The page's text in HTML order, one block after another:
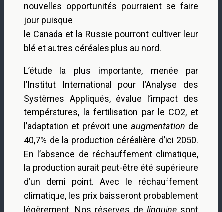
nouvelles opportunités pourraient se faire
jour puisque
le Canada et la Russie pourront cultiver leur
blé et autres céréales plus au nord.
L’étude la plus importante, menée par
l’Institut International pour l’Analyse des
Systèmes Appliqués, évalue l’impact des
températures, la fertilisation par le CO2, et
l’adaptation et prévoit une augmentation de
40,7% de la production céréalière d’ici 2050.
En l’absence de réchauffement climatique,
la production aurait peut-être été supérieure
d’un demi point. Avec le réchauffement
climatique, les prix baisseront probablement
légèrement. Nos réserves de linguine sont